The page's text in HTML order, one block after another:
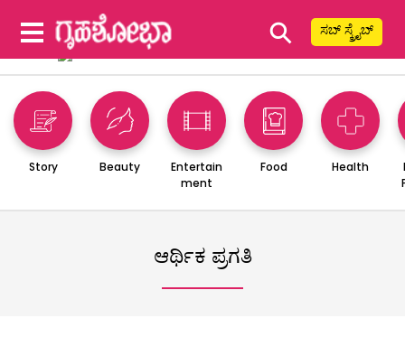
⚲ ಸಬ್ ಸ್ಕ್ರೈಬ್
Story Beauty
Entertain
ment
Food Health
ಆರ್ಥಿಕ ಪ್ರಗತಿ